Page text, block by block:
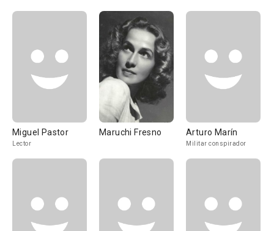
Miguel Pastor
Lector
Maruchi Fresno Arturo Marín
Militar conspirador